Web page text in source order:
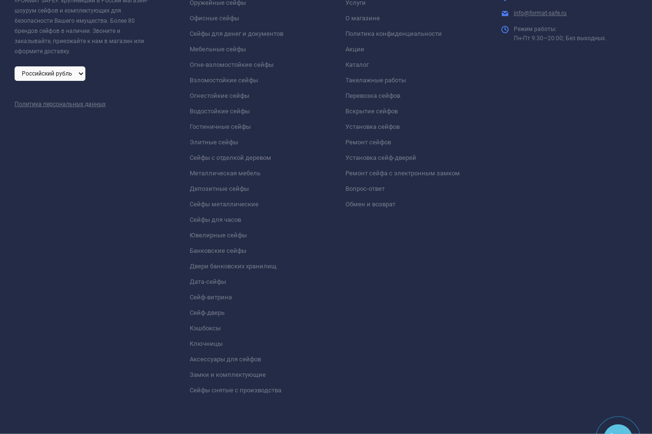
шоурум сейфов и комплектующих для
безопасности Вашего имущества. Более 80
брендов сейфов в наличии. Звоните и
заказывайте, приезжайте к нам в магазин или
оформите доставку.
Политика персональных данных
Оружейные сейфы
Офисные сейфы
Сейфы для денег и документов
Мебельные сейфы
Огне-взломостойкие сейфы
Взломостойкие сейфы
Огнестойкие сейфы
Водостойкие сейфы
Гостиничные сейфы
Элитные сейфы
Сейфы с отделкой деревом
Металлическая мебель
Депозитные сейфы
Сейфы металлические
Сейфы для часов
Ювелирные сейфы
Банковские сейфы
Двери банковских хранилищ
Дата-сейфы
Сейф-витрина
Сейф-дверь
Кэшбоксы
Ключницы
Аксессуары для сейфов
Замки и комплектующие
Сейфы снятые с производства
Услуги
О магазине
Политика конфиденциальности
Акции
Каталог
Такелажные работы
Перевозка сейфов
Вскрытие сейфов
Установка сейфов
Ремонт сейфов
Установка сейф-дверей
Ремонт сейфа с электронным замком
Вопрос-ответ
Обмен и возврат
info@format-safe.ru
Режим работы:
Пн-Пт 9:30—20:00; Без выходных.